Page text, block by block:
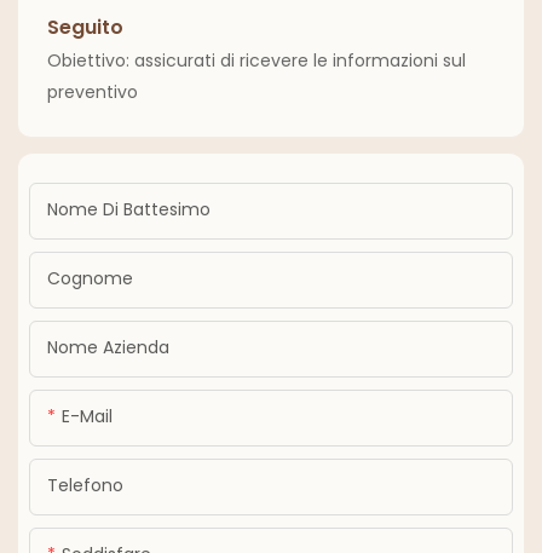
Seguito
Obiettivo: assicurati di ricevere le informazioni sul
preventivo
Nome Di Battesimo
Cognome
Nome Azienda
E-Mail
Telefono